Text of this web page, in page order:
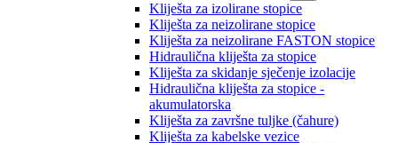
Kliješta za izolirane stopice
Kliješta za neizolirane stopice
Kliješta za neizolirane FASTON stopice
Hidraulična kliješta za stopice
Kliješta za skidanje sječenje izolacije
Hidraulična kliješta za stopice -
akumulatorska
Kliješta za završne tuljke (čahure)
Kliješta za kabelske vezice